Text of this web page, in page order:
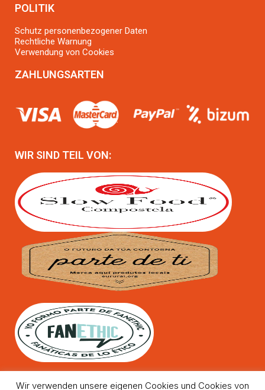
POLITIK
Schutz personenbezogener Daten
Rechtliche Warnung
Verwendung von Cookies
ZAHLUNGSARTEN
WIR SIND TEIL VON:
Wir verwenden unsere eigenen Cookies und Cookies von